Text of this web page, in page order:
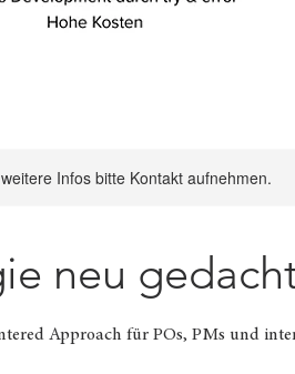
Infos bitte Kontakt aufnehmen.
neu
Approach für POs, PMs und